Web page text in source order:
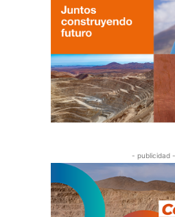
- publicidad -